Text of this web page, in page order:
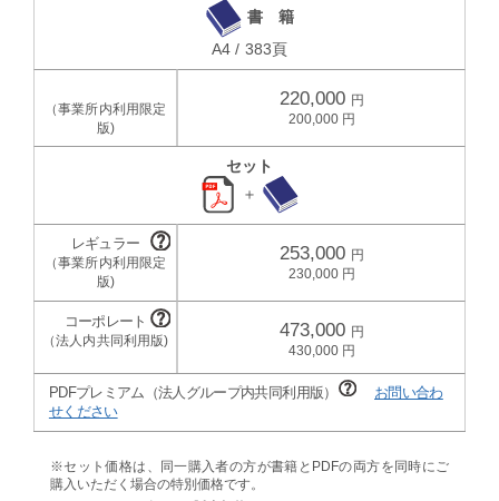
書 籍
A4 / 383頁
220,000
200,000
セット
＋
253,000
230,000
473,000
430,000
PDFプレミアム（法人グループ内共同利用版）
お問い合わ
せください
※セット価格は、同一購入者の方が書籍とPDFの両方を同時にご
購入いただく場合の特別価格です。